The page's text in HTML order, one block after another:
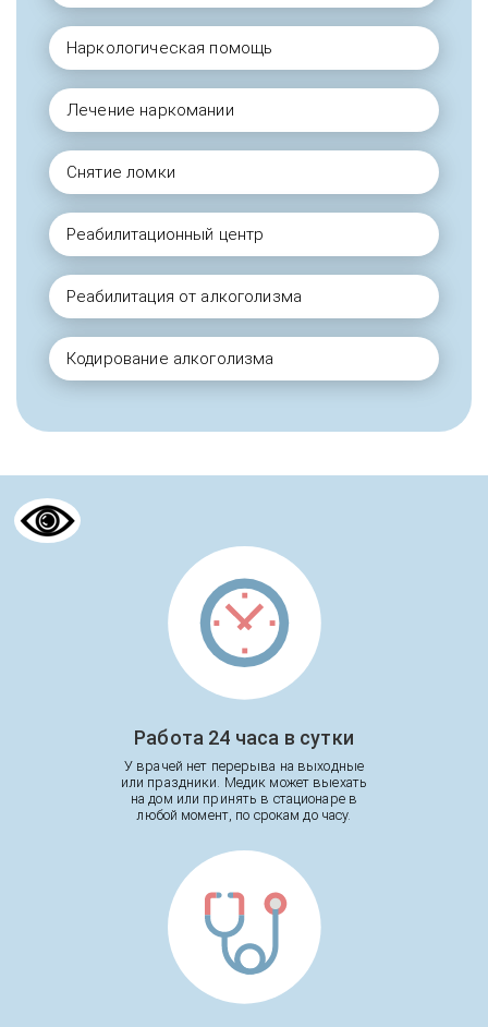
Наркологическая помощь
Лечение наркомании
Снятие ломки
Реабилитационный центр
Реабилитация от алкоголизма
Кодирование алкоголизма
Работа 24 часа в сутки
У врачей нет перерыва на выходные
или праздники. Медик может выехать
на дом или принять в стационаре в
любой момент, по срокам до часу.